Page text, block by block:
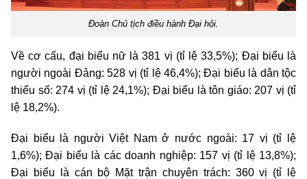
Đoàn Chủ tịch điều hành Đại hội.
Về cơ cấu, đại biểu nữ là 381 vị (tỉ lệ 33,5%); Đại biểu là
người ngoài Đảng: 528 vị (tỉ lệ46,4%); Đại biểu là dân tộc
thiểu số: 274 vị (tỉ lệ24,1%); Đại biểu là tôn giáo: 207 vị (tỉ
lệ 18,2%).
Đại biểu là người Việt Nam ở nước ngoài: 17 vị (tỉ lệ
1,6%); Đại biểu là các doanh nghiệp: 157 vị (tỉ lệ13,8%);
Đại biểu là cán bộ Mặt trận chuyên trách: 360 vị (tỉ lệ